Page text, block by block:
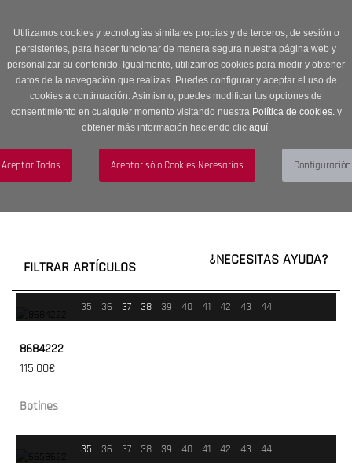
Utilizamos cookies y tecnologías similares propias y de terceros, de sesión o
persistentes, para hacer funcionar de manera segura nuestra página web y
personalizar su contenido. Igualmente, utilizamos cookies para medir y obtener
datos de la navegación que realizas. Puedes configurar y aceptar el uso de
cookies a continuación. Asimismo, puedes modificar tus opciones de
consentimiento en cualquier momento visitando nuestra Política de cookies.y
obtener más información haciendo clic aquí.
descuento en Sección OUTLET con código OUTLET20
navigation
Menú
FILTRAR ARTÍCULOS ¿NECESITAS AYUDA?
35 36 37 38 39 40 41 42 43 44
8684222
115,00€
Botines
35 36 37 38 39 40 41 42 43 44